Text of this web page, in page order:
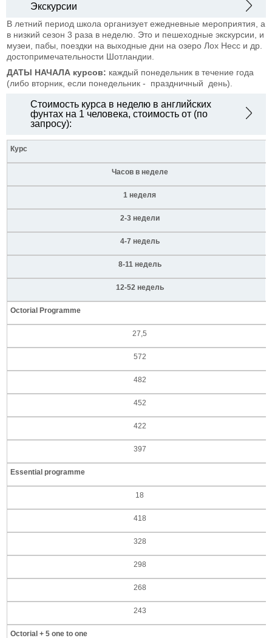
Экскурсии
В летний период школа организует ежедневные мероприятия, а
в низкий сезон 3 раза в неделю. Это и пешеходные экскурсии, и
музеи, пабы, поездки на выходные дни на озеро Лох Несс и др.
достопримечательности Шотландии.
ДАТЫ НАЧАЛА курсов: каждый понедельник в течение года
(либо вторник, если понедельник - праздничный день).
Стоимость курса в неделю в английских
фунтах на 1 человека, стоимость от (по
запросу):
Курс
Часов в неделе
1 неделя
2-3 недели
4-7 недель
8-11 недель
12-52 недель
Octorial Programme
27,5
572
482
452
422
397
Essential programme
18
418
328
298
268
243
Octorial + 5 one to one